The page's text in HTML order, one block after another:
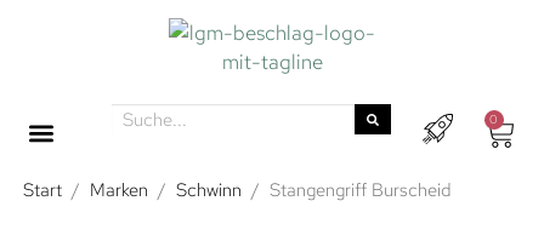
0
Start / Marken / Schwinn / Stangengriff Burscheid